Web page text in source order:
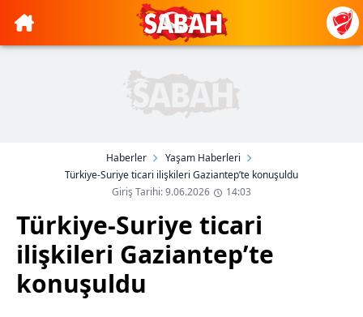
Haberler
Yaşam Haberleri
Türkiye-Suriye ticari ilişkileri Gaziantep’te konuşuldu
Giriş Tarihi: 9.06.2026
14:03
Türkiye-Suriye ticari
ilişkileri Gaziantep’te
konuşuldu